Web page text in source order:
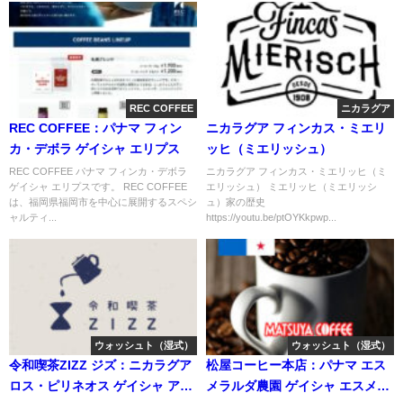
REC COFFEE
REC COFFEE：パナマ フィン
カ・デボラ ゲイシャ エリプス
REC COFFEE パナマ フィンカ・デボラ
ゲイシャ エリプスです。 REC COFFEE
は、福岡県福岡市を中心に展開するスペシ
ャルティ...
ニカラグア
ニカラグア フィンカス・ミエリ
ッヒ（ミエリッシュ）
ニカラグア フィンカス・ミエリッヒ（ミ
エリッシュ） ミエリッヒ（ミエリッシ
ュ）家の歴史
https://youtu.be/ptOYKkpwp...
ウォッシュト（湿式）
令和喫茶ZIZZ ジズ：ニカラグア
ロス・ピリネオス ゲイシャ アネ
ウォッシュト（湿式）
松屋コーヒー本店：パナマ エス
メラルダ農園 ゲイシャ エスメラ